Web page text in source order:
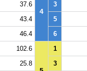
4
37.6 3
43.4 5
46.4 6
102.6 1
25.8 3